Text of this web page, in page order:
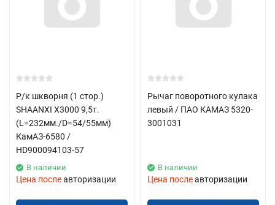
Р/к шкворня (1 стор.)
SHAANXI X3000 9,5т.
(L=232мм./D=54/55мм)
КамАЗ-6580 /
HD900094103-57
В наличии
Цена послеавторизации
Рычаг поворотного кулака
левый / ПАО КАМАЗ 5320-
3001031
В наличии
Цена послеавторизации